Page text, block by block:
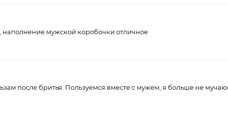
мужской коробочки отличное
после бритья. Пользуемся вместе с мужем, я больше не